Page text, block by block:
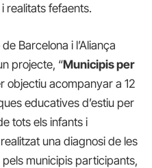
realitats fefaents.
Barcelona i l’Aliança
projecte, “Municipis per
objectiu acompanyar a 12
educatives d’estiu per
tots els infants i
una diagnosi de les
municipis participants,